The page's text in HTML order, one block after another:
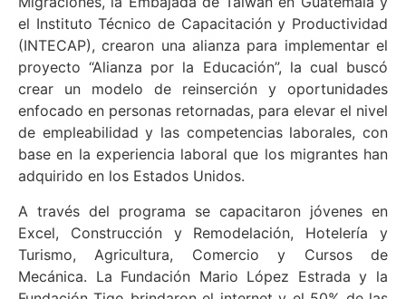
el Instituto Técnico de Capacitación y Productividad
(INTECAP), crearon una alianza para implementar el
proyecto “Alianza por la Educación”, la cual buscó
crear un modelo de reinserción y oportunidades
enfocado en personas retornadas, para elevar el nivel
de empleabilidad y las competencias laborales, con
base en la experiencia laboral que los migrantes han
adquirido en los Estados Unidos.
A través del programa se capacitaron jóvenes en
Excel, Construcción y Remodelación, Hotelería y
Turismo, Agricultura, Comercio y Cursos de
Mecánica. La Fundación Mario López Estrada y la